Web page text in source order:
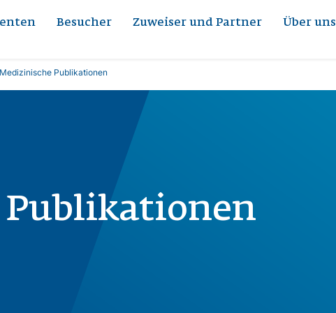
Besucher Zuweiser und Partner Über uns
Medizinische Publikationen